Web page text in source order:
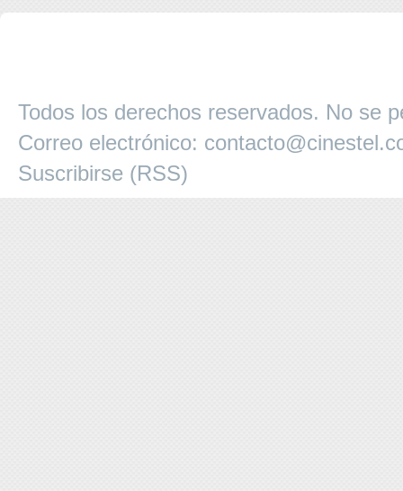
Todos los derechos reservados. No se
Correo electrónico:
Suscribirse (RSS)